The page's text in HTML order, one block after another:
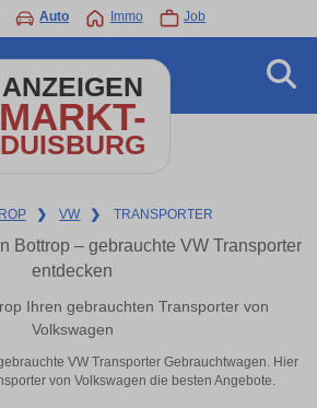
Auto Immo Job
ANZEIGEN
MARKT-
DUISBURG
❯ VW ❯ TRANSPORTER
Bottrop – gebrauchte VW Transporter
entdecken
Ihren gebrauchten Transporter von
Volkswagen
VW Transporter Gebrauchtwagen. Hier
von Volkswagen die besten Angebote.